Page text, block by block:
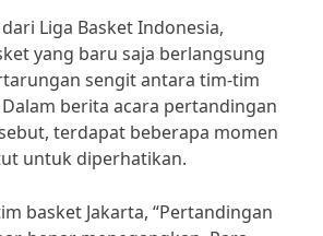
Liga Basket Indonesia,
yang baru saja berlangsung
sengit antara tim-tim
berita acara pertandingan
terdapat beberapa momen
untuk diperhatikan.
basket Jakarta, “Pertandingan